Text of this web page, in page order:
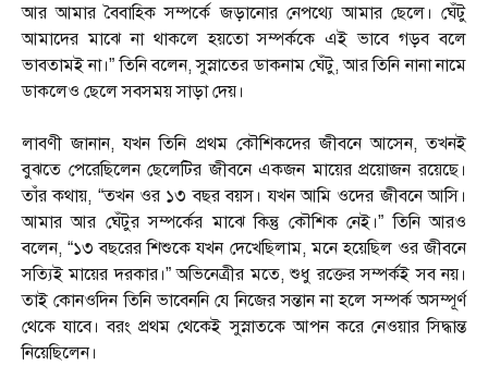
আর আমার বৈবাহিক সম্পর্কে জড়ানোর নেপথ্যে আমার ছেলে। ঘেঁটু
আমাদের মাঝে না থাকলে হয়তো সম্পর্ককে এই ভাবে গড়ব বলে
ভাবতামই না।” তিনি বলেন, সুস্নাতের ডাকনাম ঘেঁটু, আর তিনি নানা নামে
ডাকলেও ছেলে সবসময় সাড়া দেয়।
লাবণী জানান, যখন তিনি প্রথম কৌশিকদের জীবনে আসেন, তখনই
বুঝতে পেরেছিলেন ছেলেটির জীবনে একজন মায়ের প্রয়োজন রয়েছে।
তাঁর কথায়, “তখন ওর ১৩ বছর বয়স। যখন আমি ওদের জীবনে আসি।
আমার আর ঘেঁটুর সম্পর্কের মাঝে কিন্তু কৌশিক নেই।” তিনি আরও
বলেন, “১৩ বছরের শিশুকে যখন দেখেছিলাম, মনে হয়েছিল ওর জীবনে
সত্যিই মায়ের দরকার।” অভিনেত্রীর মতে, শুধু রক্তের সম্পর্কই সব নয়।
তাই কোনওদিন তিনি ভাবেননি যে নিজের সন্তান না হলে সম্পর্ক অসম্পূর্ণ
থেকে যাবে। বরং প্রথম থেকেই সুস্নাতকে আপন করে নেওয়ার সিদ্ধান্ত
নিয়েছিলেন।